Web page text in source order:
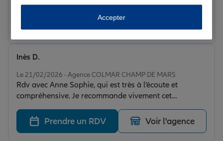
Prendre un RDV
Le 21/02/2026 - Agence COLMAR CHAMP DE MARS
Rdv avec Anne Sophie, qui est très à l’écoute et
compréhensive. Je recommande vivement cet
assurance et surtout cette agence.
Inès D.
Prendre un RDV Voir l'agence
Accepter